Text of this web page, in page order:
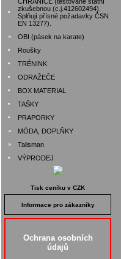
•
zkušebnou (c.j.412602494).
Splňují přísné požadavky ČSN
EN 13277).
» OBI (pásek na karate)
• Roušky
• TRÉNINK
• ODRAŽEČE
• BOX MATERIAL
• TAŠKY
• PRAPORKY
» MÓDA, DOPLŇKY
» Talisman
• VÝPRODEJ
Tisk ceníku v CZK
Informace pro zákazníky
Ochrana osobních
údajů